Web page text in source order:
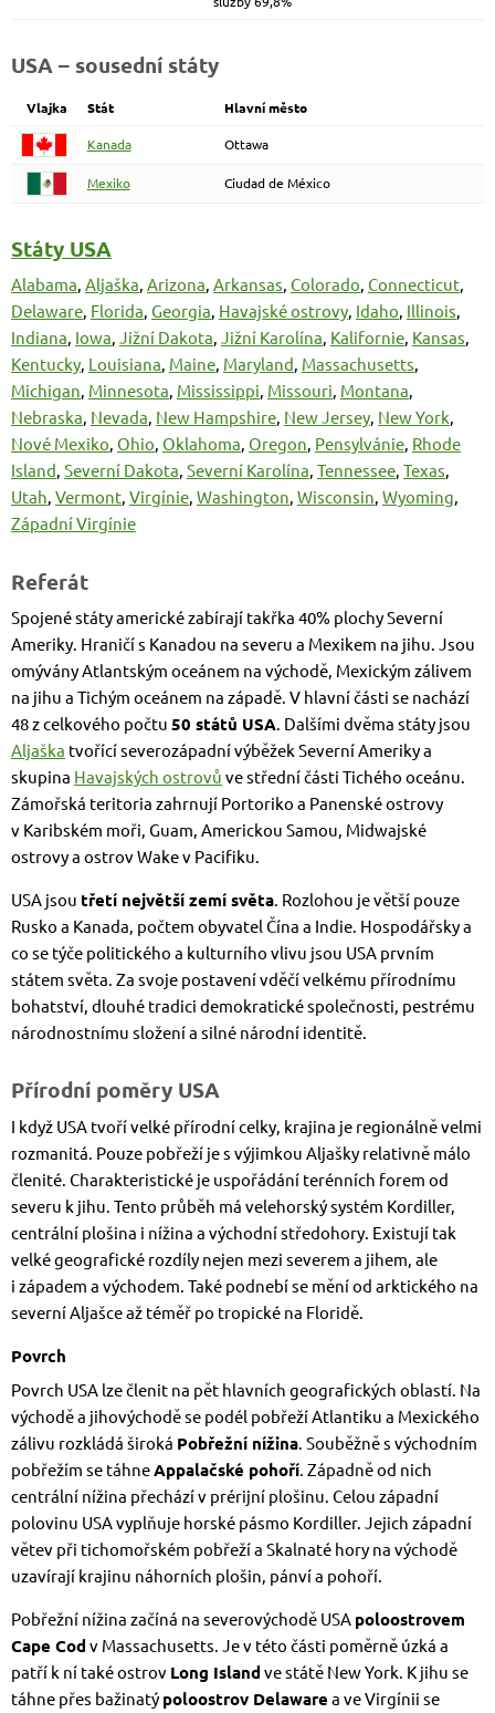
USA – sousední státy
Vlajka Stát Hlavní město
Kanada Ottawa
Mexiko Ciudad de México
Státy USA
Alabama, Aljaška, Arizona, Arkansas, Colorado, Connecticut,
Delaware, Florida, Georgia, Havajské ostrovy, Idaho, Illinois,
Indiana, Iowa, Jižní Dakota, Jižní Karolína, Kalifornie, Kansas,
Kentucky, Louisiana, Maine, Maryland, Massachusetts,
Michigan, Minnesota, Mississippi, Missouri, Montana,
Nebraska, Nevada, New Hampshire, New Jersey, New York,
Nové Mexiko, Ohio, Oklahoma, Oregon, Pensylvánie, Rhode
Island, Severní Dakota, Severní Karolína, Tennessee, Texas,
Utah, Vermont, Virgínie, Washington, Wisconsin, Wyoming,
Západní Virgínie
Referát
Spojené státy americké zabírají takřka 40% plochy Severní
Ameriky. Hraničí s Kanadou na severu a Mexikem na jihu. Jsou
omývány Atlantským oceánem na východě, Mexickým zálivem
na jihu a Tichým oceánem na západě. V hlavní části se nachází
48 z celkového počtu 50 států USA . Dalšími dvěma státy jsou
Aljaška tvořící severozápadní výběžek Severní Ameriky a
skupina Havajských ostrovů ve střední části Tichého oceánu.
Zámořská teritoria zahrnují Portoriko a Panenské ostrovy
v Karibském moři, Guam, Americkou Samou, Midwajské
ostrovy a ostrov Wake v Pacifiku.
USA jsou třetí největší zemí světa . Rozlohou je větší pouze
Rusko a Kanada, počtem obyvatel Čína a Indie. Hospodářsky a
co se týče politického a kulturního vlivu jsou USA prvním
státem světa. Za svoje postavení vděčí velkému přírodnímu
bohatství, dlouhé tradici demokratické společnosti, pestrému
národnostnímu složení a silné národní identitě.
Přírodní poměry USA
I když USA tvoří velké přírodní celky, krajina je regionálně velmi
rozmanitá. Pouze pobřeží je s výjimkou Aljašky relativně málo
členité. Charakteristické je uspořádání terénních forem od
severu k jihu. Tento průběh má velehorský systém Kordiller,
centrální plošina i nížina a východní středohory. Existují tak
velké geografické rozdíly nejen mezi severem a jihem, ale
i západem a východem. Také podnebí se mění od arktického na
severní Aljašce až téměř po tropické na Floridě.
Povrch
Povrch USA lze členit na pět hlavních geografických oblastí. Na
východě a jihovýchodě se podél pobřeží Atlantiku a Mexického
zálivu rozkládá široká Pobřežní nížina. Souběžně s východním
pobřežím se táhneAppalačské pohoří. Západně od nich
centrální nížina přechází v prérijní plošinu. Celou západní
polovinu USA vyplňuje horské pásmo Kordiller. Jejich západní
větev při tichomořském pobřeží a Skalnaté hory na východě
uzavírají krajinu náhorních plošin, pánví a pohoří.
Pobřežní nížina začíná na severovýchodě USA poloostrovem
Cape Cod v Massachusetts. Je v této části poměrně úzká a
patří k ní také ostrov Long Island ve státě New York. K jihu se
táhne přes bažinatý poloostrov Delaware a ve Virgínii se